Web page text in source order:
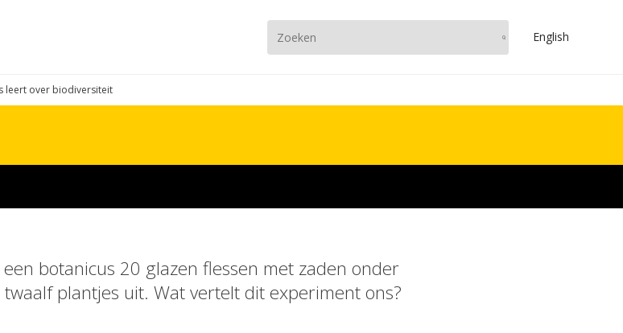
English
leert over biodiversiteit
botanicus 20 glazen flessen met zaden onder
plantjes uit. Wat vertelt dit experiment ons?